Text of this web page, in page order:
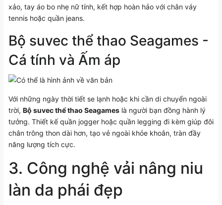
xảo, tay áo bo nhẹ nữ tính, kết hợp hoàn hảo với chân váy
tennis hoặc quần jeans.
Bộ suvec thể thao Seagames -
Cá tính và Ấm áp
Với những ngày thời tiết se lạnh hoặc khi cần di chuyển ngoài
trời, Bộ suvec thể thao Seagames là người bạn đồng hành lý
tưởng. Thiết kế quần jogger hoặc quần legging đi kèm giúp đôi
chân trông thon dài hơn, tạo vẻ ngoài khỏe khoắn, tràn đầy
năng lượng tích cực.
3. Công nghệ vải nâng niu
làn da phái đẹp